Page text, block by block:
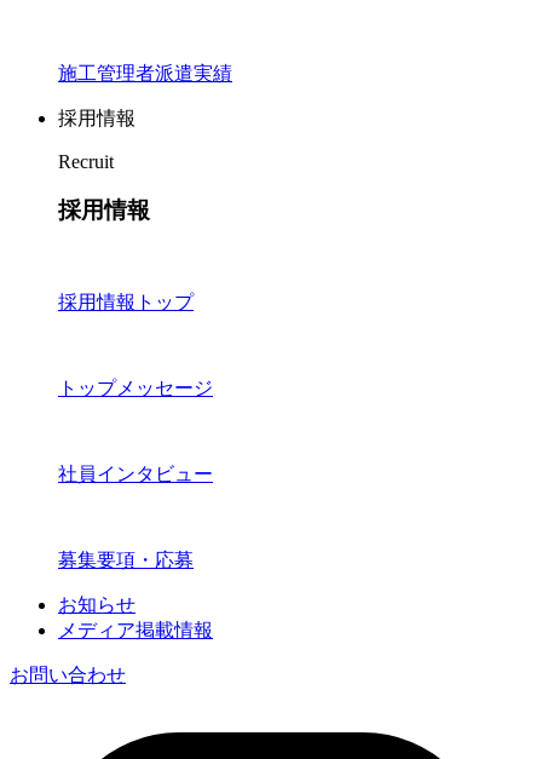
施工管理者派遣実績
採用情報
Recruit
採用情報
採用情報トップ
トップメッセージ
社員インタビュー
募集要項・応募
お知らせ
メディア掲載情報
お問い合わせ